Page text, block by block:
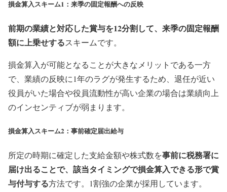
損金算入スキーム1：来季の固定報酬への反映
前期の業績と対応した賞与を12分割して、来季の固定報酬
額に上乗せするスキームです。
損金算入が可能となることが大きなメリットである一方
で、業績の反映に1年のラグが発生するため、退任が近い
役員がいた場合や役員流動性が高い企業の場合は業績向上
のインセンティブが弱まります。
損金算入スキーム2：事前確定届出給与
所定の時期に確定した支給金額や株式数を事前に税務署に
届け出ることで、該当タイミングで損金算入できる形で賞
与付与する方法です。1割強の企業が採用しています。